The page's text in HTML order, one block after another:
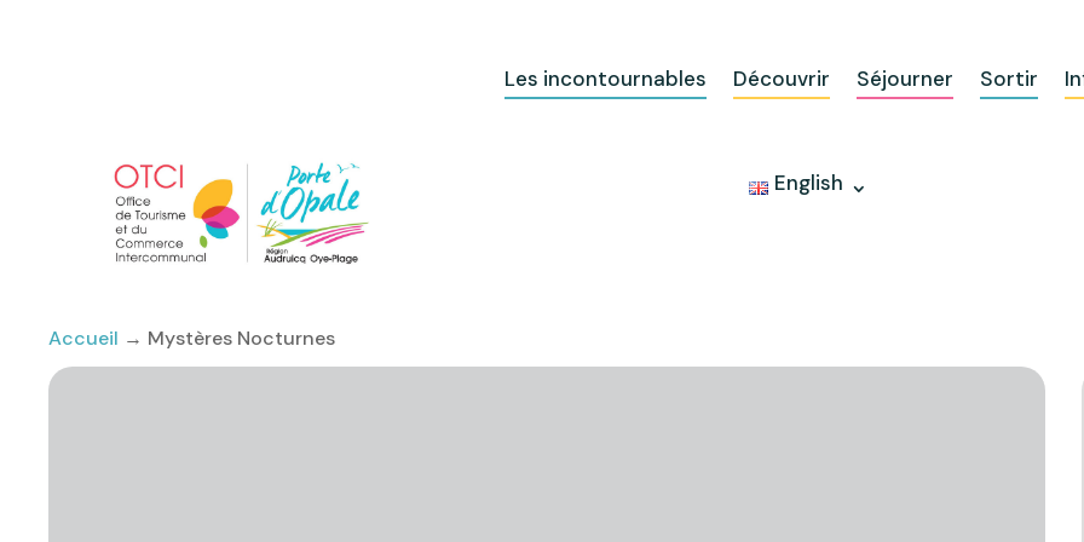
Les incontournables Découvrir Séjourner Sortir
English
Accueil → Mystères Nocturnes